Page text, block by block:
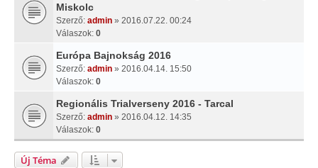
Miskolc
Szerző: admin » 2016.07.22. 00:24
Válaszok: 0
Európa Bajnokság 2016
Szerző: admin » 2016.04.14. 15:50
Válaszok: 0
Regionális Trialverseny 2016 - Tarcal
Szerző: admin » 2016.04.12. 14:35
Válaszok: 0
Új Téma